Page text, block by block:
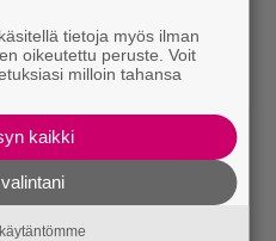
tietoja myös ilman
oikeutettu peruste. Voit
milloin tahansa
kaikki